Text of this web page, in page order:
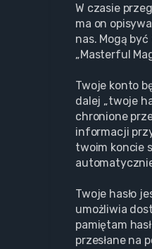
W czasie
ma on
nas. Mogą
„Masterful
Twoje konto
dalej „twoje
chronione
informacji
twoim koncie
Twoje hasło
umożliwia
pamiętam
przesłane na